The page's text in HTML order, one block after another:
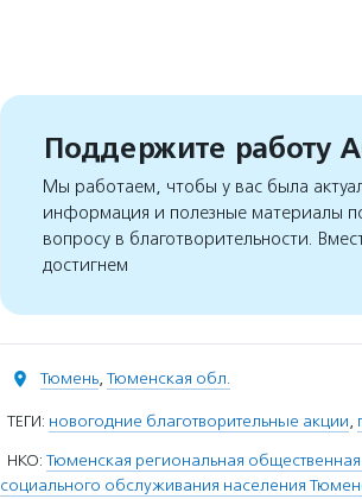
Поддержите работу
Мы работаем, чтобы у вас была
информация и полезные материалы
вопросу в благотворительности.
достигнем
Тюмень, Тюменская обл.
ТЕГИ: новогодние благотворительные акции,
НКО: Тюменская региональная
социального обслуживания населения